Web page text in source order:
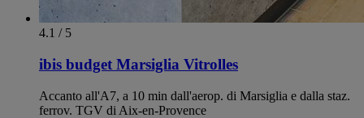
4.1 / 5
ibis budget Marsiglia Vitrolles
Accanto all'A7, a 10 min dall'aerop. di Marsiglia e dalla staz.
ferrov. TGV di Aix-en-Provence